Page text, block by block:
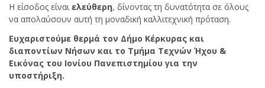
Η είσοδος είναιελεύθερη, δίνοντας τη δυνατότητα σε όλους
να απολαύσουν αυτή τη μοναδική καλλιτεχνική πρόταση.
Ευχαριστούμε θερμά τον Δήμο Κέρκυρας και
διαποντίων Νήσων και το Τμήμα Τεχνών Ήχου &
Εικόνας του Ιονίου Πανεπιστημίου για την
υποστήριξη.